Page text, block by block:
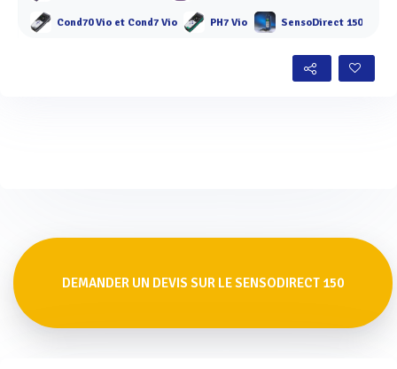
Cond70 Vio et Cond7 Vio PH7 Vio SensoDirect 150
DEMANDER UN DEVIS SUR LE SENSODIRECT 150